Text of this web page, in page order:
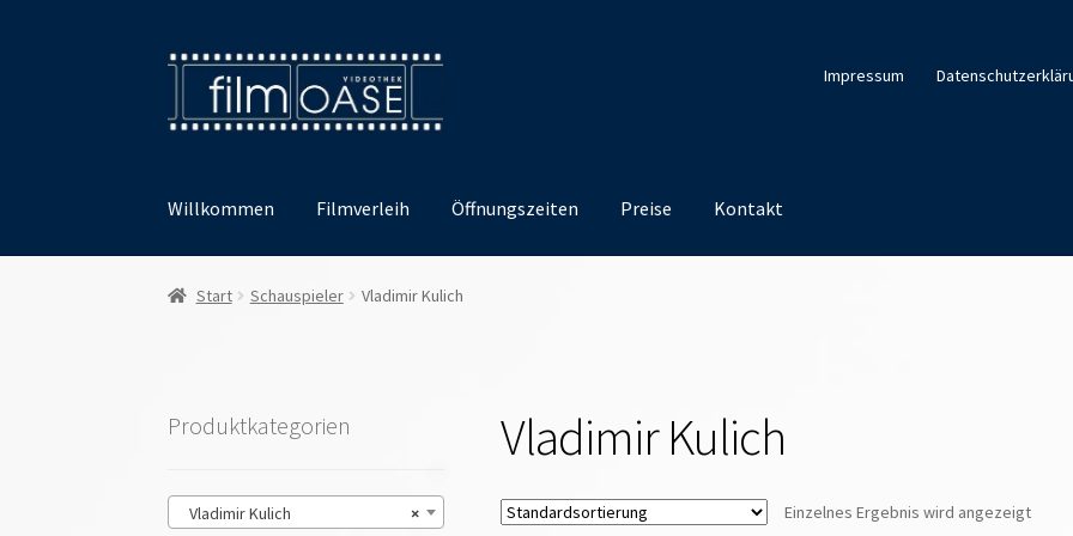
Zur
Navigation
springen
Zum
Inhalt
springen
Impressum
Willkommen Filmverleih Öffnungszeiten Preise Kontakt
Start Schauspieler Vladimir Kulich
Vladimir Kulich
Einzelnes Ergebnis wird angezeigt
Produktkategorien
×
Vladimir Kulich